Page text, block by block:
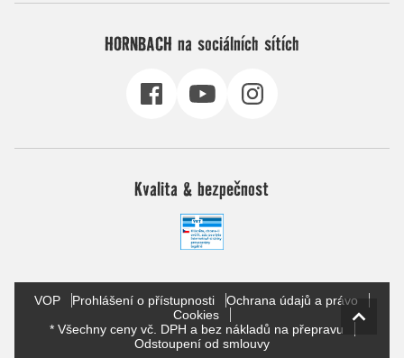
HORNBACH na sociálních sítích
Kvalita & bezpečnost
VOP Prohlášení o přístupnosti
Ochrana údajů a právo
Cookies
* Všechny ceny vč. DPH a bez nákladů na přepravu
Odstoupení od smlouvy